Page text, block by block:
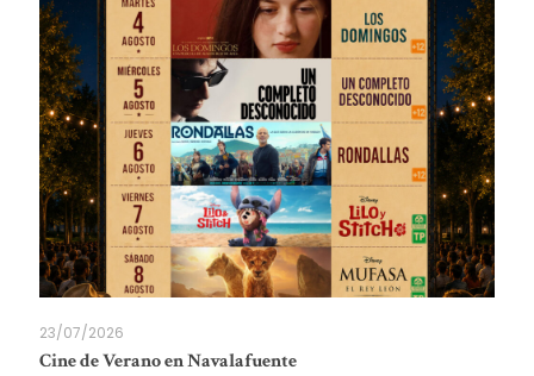
23/07/2026
Cine de Verano en Navalafuente